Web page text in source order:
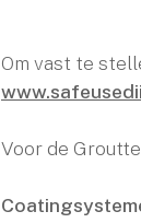
Om vast te
Voor de